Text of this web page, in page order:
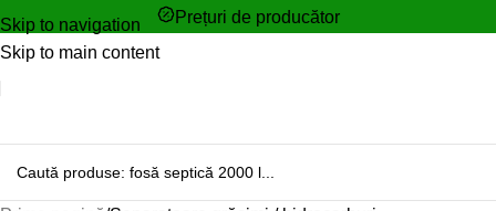
Skip to navigation
Skip to main content
Prețuri de producător